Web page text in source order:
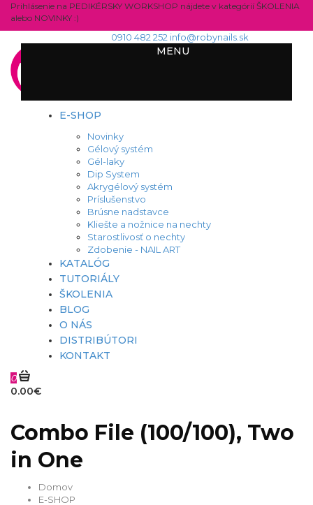
Prihlásenie na PEDIKÉRSKY WORKSHOP nájdete v kategórií ŠKOLENIA
alebo NOVINKY :)
0910 482 252 info@robynails.sk
MENU
E-SHOP
Novinky
Gélový systém
Gél-laky
Dip System
Akrygélový systém
Príslušenstvo
Brúsne nadstavce
Kliešte a nožnice na nechty
Starostlivosť o nechty
Zdobenie - NAIL ART
KATALÓG
TUTORIÁLY
ŠKOLENIA
BLOG
O NÁS
DISTRIBÚTORI
KONTAKT
0
0.00€
Combo File (100/100), Two
in One
Domov
E-SHOP